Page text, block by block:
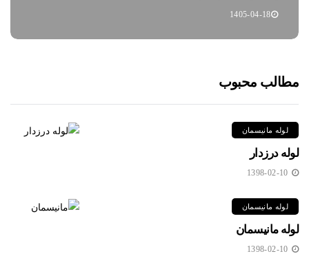
1405-04-18
مطالب محبوب
لوله مانیسمان
لوله درزدار
1398-02-10
لوله مانیسمان
لوله مانیسمان
1398-02-10